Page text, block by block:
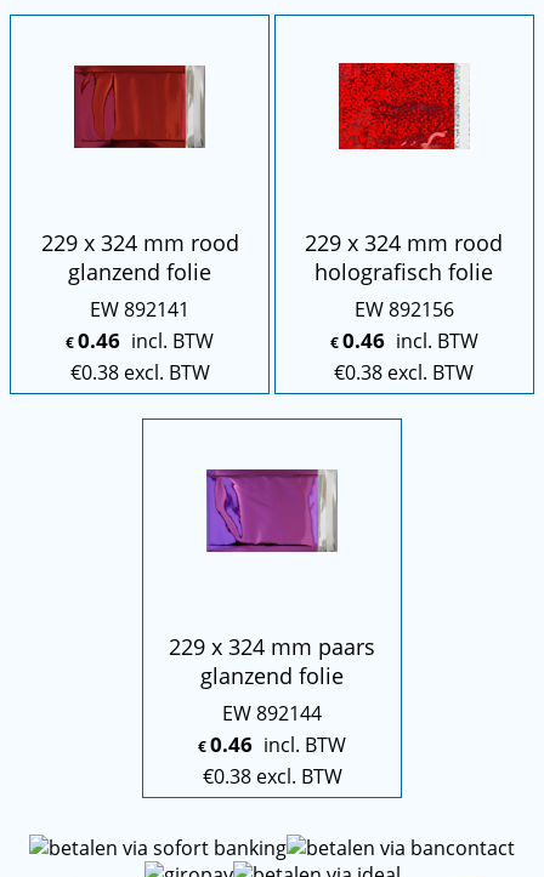
229 x 324 mm rood
glanzend folie
EW 892141
€0.46 incl. BTW
€0.38 excl. BTW
229 x 324 mm rood
holografisch folie
EW 892156
€0.46 incl. BTW
€0.38 excl. BTW
229 x 324 mm paars
glanzend folie
EW 892144
€0.46 incl. BTW
€0.38 excl. BTW